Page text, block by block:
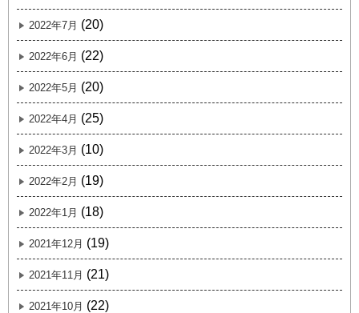
2022年7月 (20)
2022年6月 (22)
2022年5月 (20)
2022年4月 (25)
2022年3月 (10)
2022年2月 (19)
2022年1月 (18)
2021年12月 (19)
2021年11月 (21)
2021年10月 (22)